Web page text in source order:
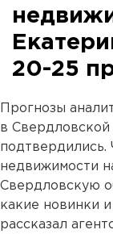
20-25
Прогнозы
в Свердловской
недвижимости
Свердловскую
какие новинки
рассказал